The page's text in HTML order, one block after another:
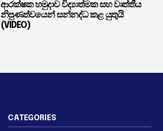
ආරක්ෂක හමුදාව විද්‍යාත්මක සහ වෘත්තීය
නිපුණත්වයෙන් සන්නද්ධ කළ යුතුයි
(VIDEO)
CATEGORIES